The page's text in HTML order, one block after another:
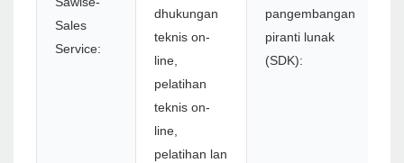
Sales
Service:
dhukungan
teknis on-
line,
pelatihan
teknis on-
line,
pelatihan lan
pangembangan
piranti lunak
(SDK):